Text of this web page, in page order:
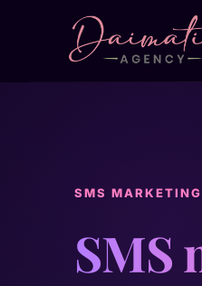
SMS
SMS